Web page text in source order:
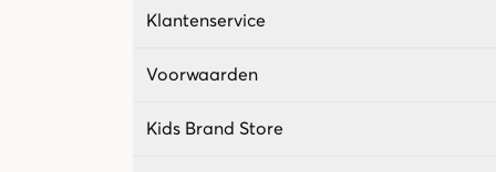
Klantenservice
Voorwaarden
Kids Brand Store